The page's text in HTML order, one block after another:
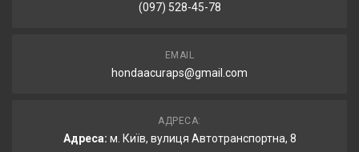
(097) 528-45-78
EMAIL
hondaacuraps@gmail.com
АДРЕСА:
Адреса: м. Київ, вулиця Автотранспортна, 8